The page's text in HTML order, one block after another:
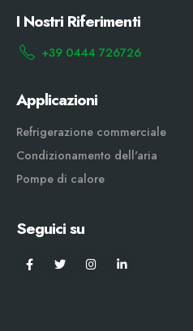
I Nostri Riferimenti
+39 0444 726726
Applicazioni
Refrigerazione commerciale
Condizionamento dell'aria
Pompe di calore
Seguici su